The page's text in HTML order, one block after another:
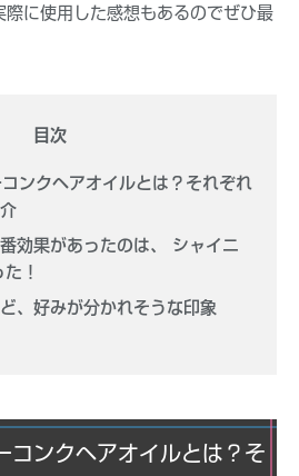
際に使用した感想もあるのでぜひ最
目次
ンクヘアオイルとは？それぞれ
効果があったのは、 シャイニ
！
、好みが分かれそうな印象
ンクヘアオイルとは？そ